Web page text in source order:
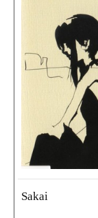
Sakai